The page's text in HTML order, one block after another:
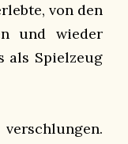
von den
und wieder
als Spielzeug